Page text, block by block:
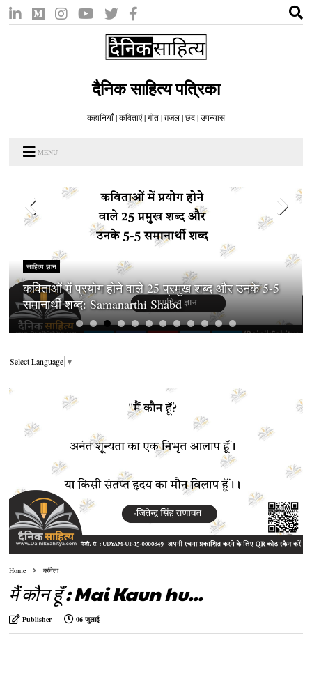
दैनिक साहित्य पत्रिका
कहानियाँ | कविताएं | गीत | ग़ज़ल | छंद | उपन्यास
MENU
साहित्य ज्ञान
कविताओं में प्रयोग होने वाले 25 प्रमुख शब्द और उनके 5-5
समानार्थी शब्द: Samanarthi Shabd
Select Language ▼
Home कविता
मैं कौन हूॅं : Mai Kaun hu...
Publisher 06 जुलाई